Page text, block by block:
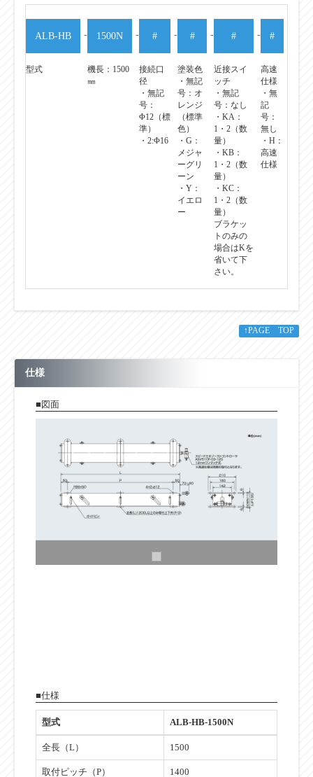
ALB-HB
型式
- 1500N
機長：1500
㎜
- #
接続口
径
・無記
号：
Φ12（標
準）
・2:Φ16
- #
塗装色
・無記
号：オ
レンジ
（標準
色）
・G：
メジャ
ーグリ
ーン
・Y：
イエロ
ー
- #
近接スイ
ッチ
・無記
号：なし
・KA：
1・2（数
量）
・KB：
1・2（数
量）
・KC：
1・2（数
量）
ブラケッ
トのみの
場合はKを
省いて下
さい。
- #
高速
仕様
・無
記
号：
無し
・H：
高速
仕様
↑PAGE TOP
仕様
■図面
■仕様
型式 ALB-HB-1500N
全長（L） 1500
取付ピッチ（P） 1400